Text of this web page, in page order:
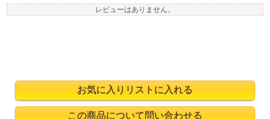
レビューはありません。